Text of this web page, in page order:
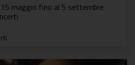
15 maggio fino al 5 settembre